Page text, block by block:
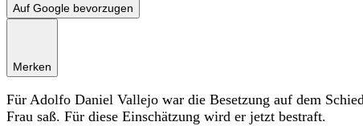
Auf Google bevorzugen
Merken
Für Adolfo Daniel Vallejo war die Besetzung auf dem
Frau saß. Für diese Einschätzung wird er jetzt bestraft.